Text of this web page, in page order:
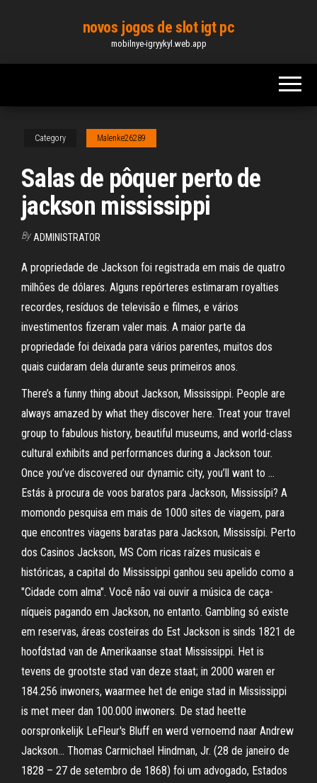
content
novos jogos de slot igt pc
mobilnye-igryykyl.web.app
Category Malenke26289
Salas de pôquer perto de
jackson mississippi
By ADMINISTRATOR
A propriedade de Jackson foi registrada em mais de quatro
milhões de dólares. Alguns repórteres estimaram royalties
recordes, resíduos de televisão e filmes, e vários
investimentos fizeram valer mais. A maior parte da
propriedade foi deixada para vários parentes, muitos dos
quais cuidaram dela durante seus primeiros anos.
There’s a funny thing about Jackson, Mississippi. People are
always amazed by what they discover here. Treat your travel
group to fabulous history, beautiful museums, and world-class
cultural exhibits and performances during a Jackson tour.
Once you’ve discovered our dynamic city, you’ll want to …
Estás à procura de voos baratos para Jackson, Mississípi? A
momondo pesquisa em mais de 1000 sites de viagem, para
que encontres viagens baratas para Jackson, Mississípi. Perto
dos Casinos Jackson, MS Com ricas raízes musicais e
históricas, a capital do Mississippi ganhou seu apelido como a
"Cidade com alma". Você não vai ouvir a música de caça-
níqueis pagando em Jackson, no entanto. Gambling só existe
em reservas, áreas costeiras do Est Jackson is sinds 1821 de
hoofdstad van de Amerikaanse staat Mississippi. Het is
tevens de grootste stad van deze staat; in 2000 waren er
184.256 inwoners, waarmee het de enige stad in Mississippi
is met meer dan 100.000 inwoners. De stad heette
oorspronkelijk LeFleur's Bluff en werd vernoemd naar Andrew
Jackson… Thomas Carmichael Hindman, Jr. (28 de janeiro de
1828 – 27 de setembro de 1868) foi um advogado, Estados